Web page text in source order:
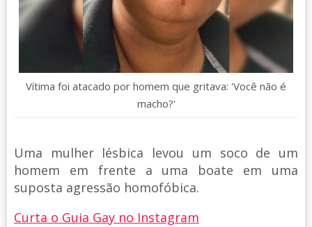
Vítima foi atacado por homem que gritava: 'Você não é
macho?'
Uma mulher lésbica levou um soco de um
homem em frente a uma boate em uma
suposta agressão homofóbica.
Curta o Guia Gay no Instagram